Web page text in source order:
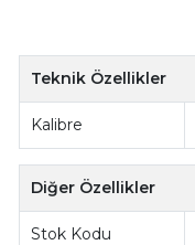
Teknik Özellikler
Kalibre
Diğer Özellikler
Stok Kodu